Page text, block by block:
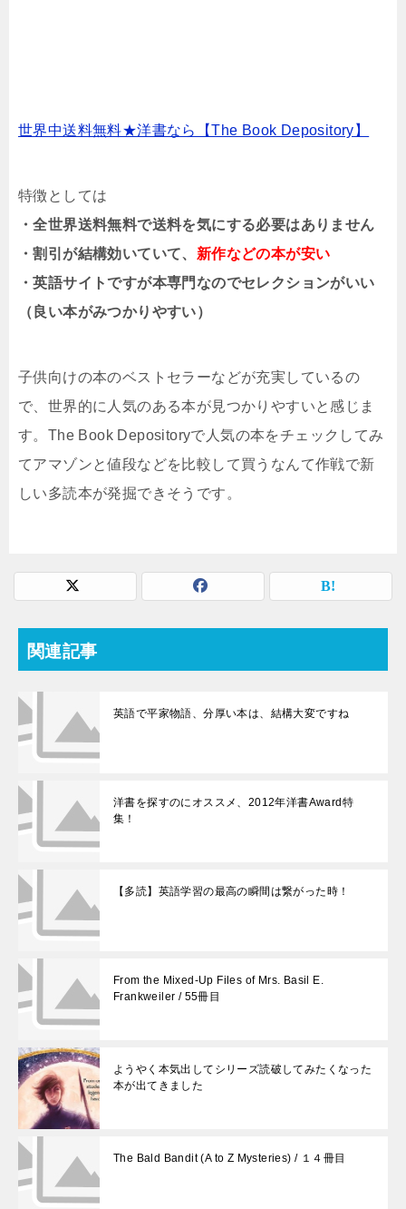
世界中送料無料★洋書なら【The Book Depository】
特徴としては
・全世界送料無料で送料を気にする必要はありません
・割引が結構効いていて、 新作などの本が安い
・英語サイトですが本専門なのでセレクションがいい
（良い本がみつかりやすい）
子供向けの本のベストセラーなどが充実しているの
で、世界的に人気のある本が見つかりやすいと感じま
す。The Book Depositoryで人気の本をチェックしてみ
てアマゾンと値段などを比較して買うなんて作戦で新
しい多読本が発掘できそうです。
関連記事
英語で平家物語、分厚い本は、結構大変ですね
洋書を探すのにオススメ、2012年洋書Award特
集！
【多読】英語学習の最高の瞬間は繋がった時！
From the Mixed-Up Files of Mrs. Basil E.
Frankweiler / 55冊目
ようやく本気出してシリーズ読破してみたくなった
本が出てきました
The Bald Bandit (A to Z Mysteries) / １４冊目